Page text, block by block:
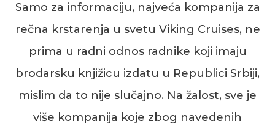
Samo za informaciju, najveća kompanija za
rečna krstarenja u svetu Viking Cruises, ne
prima u radni odnos radnike koji imaju
brodarsku knjižicu izdatu u Republici Srbiji,
mislim da to nije slučajno. Na žalost, sve je
više kompanija koje zbog navedenih